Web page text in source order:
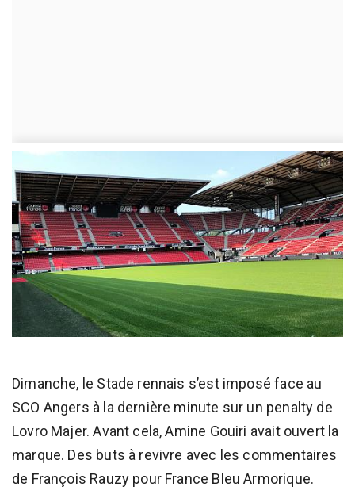
Dimanche, le Stade rennais s’est imposé face au
SCO Angers à la dernière minute sur un penalty de
Lovro Majer. Avant cela, Amine Gouiri avait ouvert la
marque. Des buts à revivre avec les commentaires
de François Rauzy pour France Bleu Armorique.